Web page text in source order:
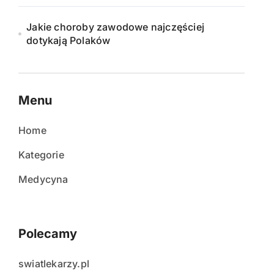
Jakie choroby zawodowe najczęściej
dotykają Polaków
Menu
Home
Kategorie
Medycyna
Polecamy
swiatlekarzy.pl